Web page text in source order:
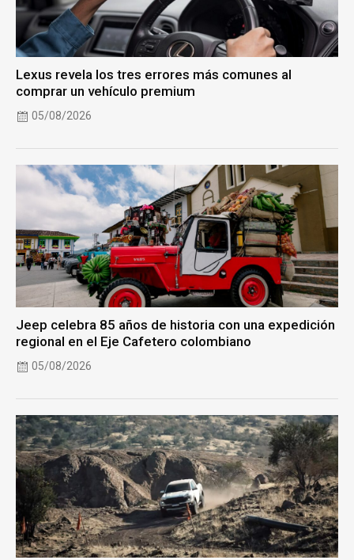
Lexus revela los tres errores más comunes al
comprar un vehículo premium
05/08/2026
Jeep celebra 85 años de historia con una expedición
regional en el Eje Cafetero colombiano
05/08/2026